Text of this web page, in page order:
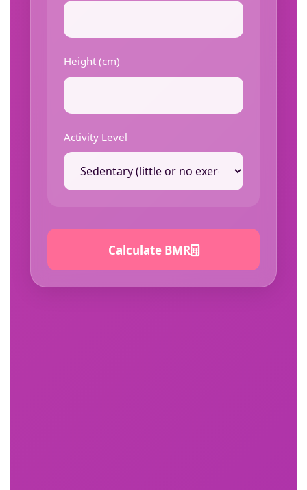
Height (cm)
Activity Level
Calculate BMR